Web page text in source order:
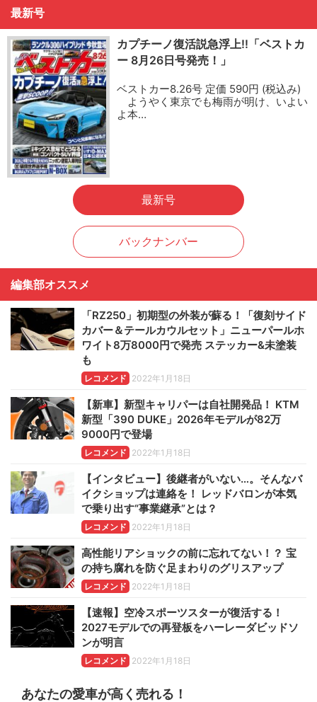
最新号
カプチーノ復活説急浮上!!「ベストカ
ー 8月26日号発売！」
ベストカー8.26号 定価 590円 (税込み)
ようやく東京でも梅雨が明け、いよい
よ本…
最新号
バックナンバー
編集部オススメ
「RZ250」初期型の外装が蘇る！「復刻サイド
カバー＆テールカウルセット」ニューパールホ
ワイト8万8000円で発売 ステッカー&未塗装
も
レコメンド 2022年1月18日
【新車】新型キャリパーは自社開発品！ KTM
新型「390 DUKE」2026年モデルが82万
9000円で登場
レコメンド 2022年1月18日
【インタビュー】後継者がいない…。そんなバ
イクショップは連絡を！ レッドバロンが本気
で乗り出す“事業継承”とは？
レコメンド 2022年1月18日
高性能リアショックの前に忘れてない！？ 宝
の持ち腐れを防ぐ足まわりのグリスアップ
レコメンド 2022年1月18日
【速報】空冷スポーツスターが復活する！
2027モデルでの再登板をハーレーダビッドソ
ンが明言
レコメンド 2022年1月18日
あなたの愛車が高く売れる！